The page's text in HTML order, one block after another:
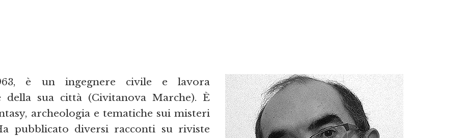
è un ingegnere civile e lavora
della sua città (Civitanova Marche). È
archeologia e tematiche sui misteri
pubblicato diversi racconti su riviste